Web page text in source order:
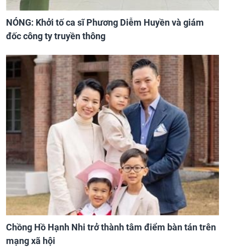
NÓNG: Khởi tố ca sĩ Phương Diễm Huyền và giám
đốc công ty truyền thông
Chồng Hồ Hạnh Nhi trở thành tâm điểm bàn tán trên
mạng xã hội